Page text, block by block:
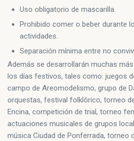
Uso obligatorio de mascarilla.
Prohibido comer o beber durante
actividades.
Separación mínima entre no
Además se desarrollarán muchas
los días festivos, tales como: juegos
campo de Areomodelismo, grupo de
orquestas, festival folklórico, torneo
Encina, competición de trial, torneo
actuaciones musicales de grupos
música Ciudad de Ponferrada, torneo